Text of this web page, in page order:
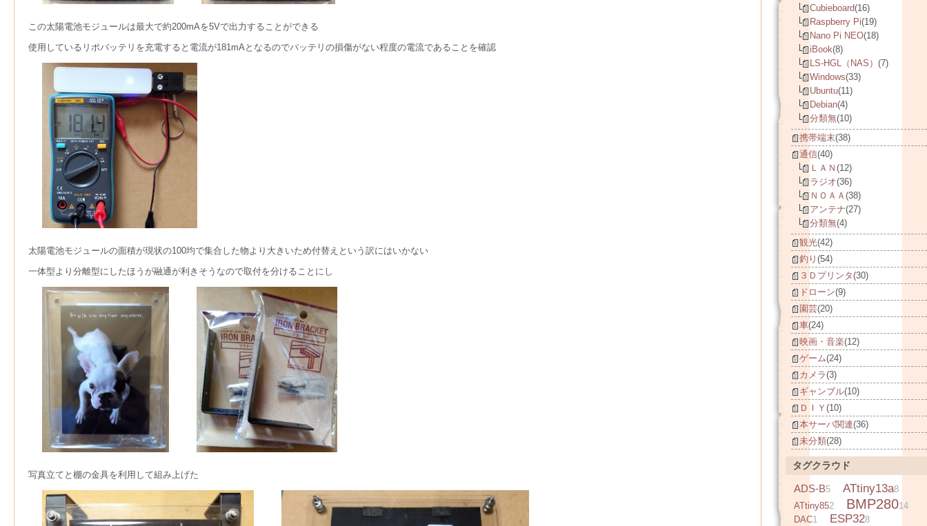
この太陽電池モジュールは最大で約200mAを5Vで出力することができる
使用しているリポバッテリを充電すると電流が181mAとなるのでバッテリの損傷がない程度の電流であることを確認
太陽電池モジュールの面積が現状の100均で集合した物より大きいため付替えという訳にはいかない
一体型より分離型にしたほうが融通が利きそうなので取付を分けることにし
写真立てと棚の金具を利用して組み上げた
Cubieboard(16)
Raspberry Pi(19)
Nano Pi NEO(18)
iBook(8)
LS-HGL（NAS） (7)
Windows(33)
Ubuntu(11)
Debian(4)
分類無(10)
携帯端末(38)
通信(40)
ＬＡＮ (12)
ラジオ(36)
ＮＯＡＡ (38)
アンテナ(27)
分類無(4)
観光(42)
釣り (54)
３Ｄプリンタ(30)
ドローン(9)
園芸(20)
車(24)
映画・音楽(12)
ゲーム(24)
カメラ(3)
ギャンブル(10)
ＤＩＹ (10)
本サーバ関連(36)
未分類(28)
タグクラウド
ADS-B5 ATtiny13a8
ATtiny852 BMP28014
DAC1 ESP328